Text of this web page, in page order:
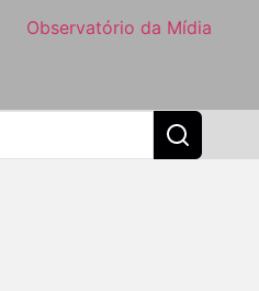
Observatório da Mídia